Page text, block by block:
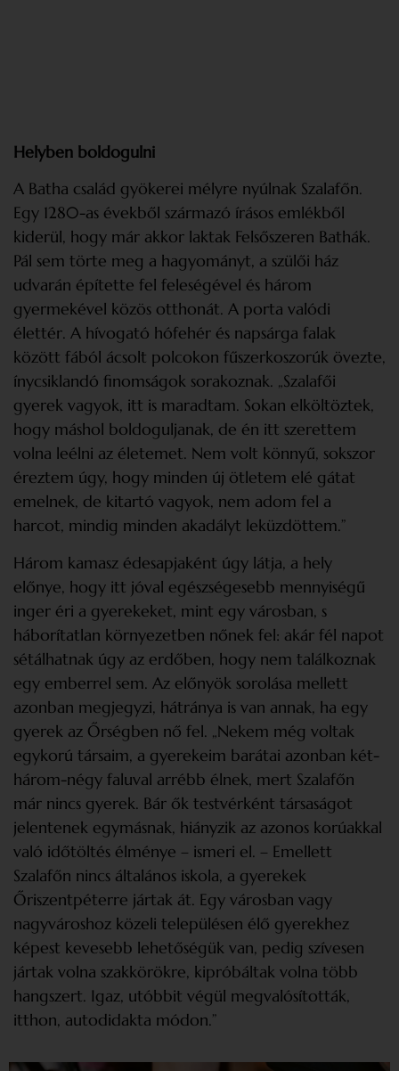
Helyben boldogulni
A Batha család gyökerei mélyre nyúlnak Szalafőn.
Egy 1280-as évekből származó írásos emlékből
kiderül, hogy már akkor laktak Felsőszeren Bathák.
Pál sem törte meg a hagyományt, a szülői ház
udvarán építette fel feleségével és három
gyermekével közös otthonát. A porta valódi
élettér. A hívogató hófehér és napsárga falak
között fából ácsolt polcokon fűszerkoszorúk övezte,
ínycsiklandó finomságok sorakoznak. „Szalafői
gyerek vagyok, itt is maradtam. Sokan elköltöztek,
hogy máshol boldoguljanak, de én itt szerettem
volna leélni az életemet. Nem volt könnyű, sokszor
éreztem úgy, hogy minden új ötletem elé gátat
emelnek, de kitartó vagyok, nem adom fel a
harcot, mindig minden akadályt leküzdöttem.”
Három kamasz édesapjaként úgy látja, a hely
előnye, hogy itt jóval egészségesebb mennyiségű
inger éri a gyerekeket, mint egy városban, s
háborítatlan környezetben nőnek fel: akár fél napot
sétálhatnak úgy az erdőben, hogy nem találkoznak
egy emberrel sem. Az előnyök sorolása mellett
azonban megjegyzi, hátránya is van annak, ha egy
gyerek az Őrségben nő fel. „Nekem még voltak
egykorú társaim, a gyerekeim barátai azonban két-
három-négy faluval arrébb élnek, mert Szalafőn
már nincs gyerek. Bár ők testvérként társaságot
jelentenek egymásnak, hiányzik az azonos korúakkal
való időtöltés élménye – ismeri el. – Emellett
Szalafőn nincs általános iskola, a gyerekek
Őriszentpéterre jártak át. Egy városban vagy
nagyvároshoz közeli településen élő gyerekhez
képest kevesebb lehetőségük van, pedig szívesen
jártak volna szakkörökre, kipróbáltak volna több
hangszert. Igaz, utóbbit végül megvalósították,
itthon, autodidakta módon.”